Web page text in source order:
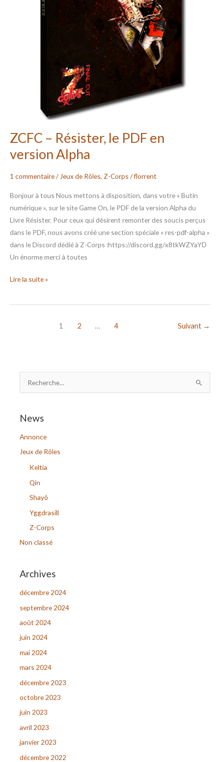
h
e
r
News
Annonce
Jeux de Rôles
Keltia
Qin
Shayô
Yggdrasill
Z-Corps
Non classé
Archives
décembre 2024
septembre 2024
août 2024
juin 2024
mai 2024
mars 2024
décembre 2023
octobre 2023
juin 2023
avril 2023
janvier 2023
décembre 2022
ZCFC – Résister, le PDF en
version Alpha
1 commentaire/Jeux de Rôles, Z-Corps /florrent
Bonjour à tous Nous mettons à disposition, dans votre « Butin
numérique », sur le site Game On, le PDF de la version Alpha du
Livre Résister. Pour ceux qui désirent remonter des soucis perçus
dans le PDF, nous avons créé une section spéciale « res-pdf-alpha »
dans le Discord dédié à Z-Corps :https://discord.gg/x8tkWZYaYD
Un énorme merci à toutes
Lire la suite »
1 2 … 4 Suivant →